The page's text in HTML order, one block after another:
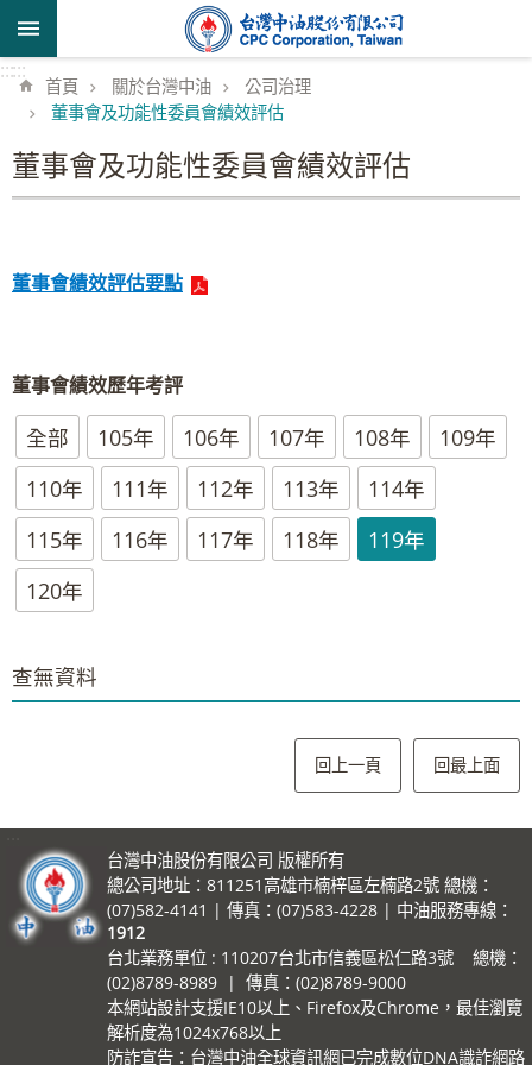
跳到主要內容區塊
::::::
首頁 關於台灣中油
公司治理
董事會及功能性委員會績效評估
董事會及功能性委員會績效評估
董事會績效評估要點
董事會績效歷年考評
全部 105年 106年 107年 108年
109年
110年
111年 112年 113年
114年
115年
116年 117年 118年
119年
120年
查無資料
回上一頁 回最上面
台灣中油股份有限公司 版權所有
總公司地址：811251高雄市楠梓區左楠路2號 總機：
(07)582-4141 | 傳真：(07)583-4228 | 中油服務專線：
1912
台北業務單位 : 110207台北市信義區松仁路3號 總機：
(02)8789-8989 | 傳真：(02)8789-9000
本網站設計支援IE10以上、Firefox及Chrome，最佳瀏覽
解析度為1024x768以上
防詐宣告：台灣中油全球資訊網已完成數位DNA識詐網路